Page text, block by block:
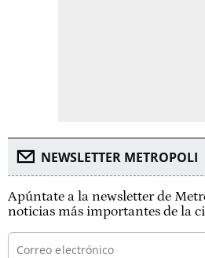
NEWSLETTER METROPOLI
Apúntate a la newsletter de
noticias más importantes de la